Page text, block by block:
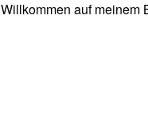
Willkommen auf meinem